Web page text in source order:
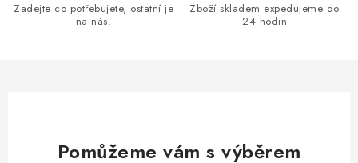
Zadejte co potřebujete, ostatní je
na nás.
Zboží skladem expedujeme do
24 hodin
Pomůžeme vám s výběrem